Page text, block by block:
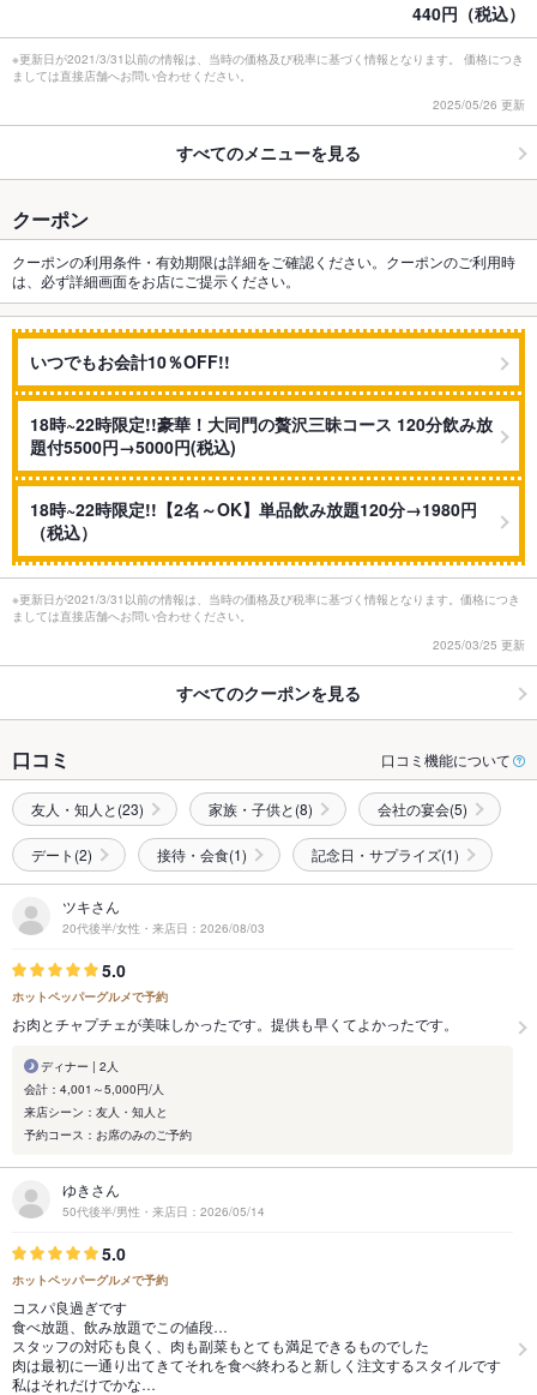
440円（税込）
※更新日が2021/3/31以前の情報は、当時の価格及び税率に基づく情報となります。 価格につき
ましては直接店舗へお問い合わせください。
2025/05/26 更新
すべてのメニューを見る
クーポン
クーポンの利用条件・有効期限は詳細をご確認ください。クーポンのご利用時
は、必ず詳細画面をお店にご提示ください。
いつでもお会計10％OFF!!
18時~22時限定!!豪華！大同門の贅沢三昧コース 120分飲み放
題付5500円→5000円(税込)
18時~22時限定!!【2名～OK】単品飲み放題120分→1980円
（税込）
※更新日が2021/3/31以前の情報は、当時の価格及び税率に基づく情報となります。価格につき
ましては直接店舗へお問い合わせください。
2025/03/25 更新
すべてのクーポンを見る
口コミ 口コミ機能について
友人・知人と(23) 家族・子供と(8) 会社の宴会(5)
デート(2) 接待・会食(1) 記念日・サプライズ(1)
ツキさん
20代後半/女性・来店日：2026/08/03
5.0
ホットペッパーグルメで予約
お肉とチャプチェが美味しかったです。提供も早くてよかったです。
ディナー | 2人
会計：4,001～5,000円/人
来店シーン：友人・知人と
予約コース：お席のみのご予約
ゆきさん
50代後半/男性・来店日：2026/05/14
5.0
ホットペッパーグルメで予約
コスパ良過ぎです
食べ放題、飲み放題でこの値段…
スタッフの対応も良く、肉も副菜もとても満足できるものでした
肉は最初に一通り出てきてそれを食べ終わると新しく注文するスタイルです
私はそれだけでかな…